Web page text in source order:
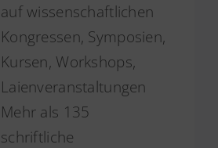
auf wissenschaftlichen
Kongressen, Symposien,
Kursen, Workshops,
Laienveranstaltungen
Mehr als 135
schriftliche